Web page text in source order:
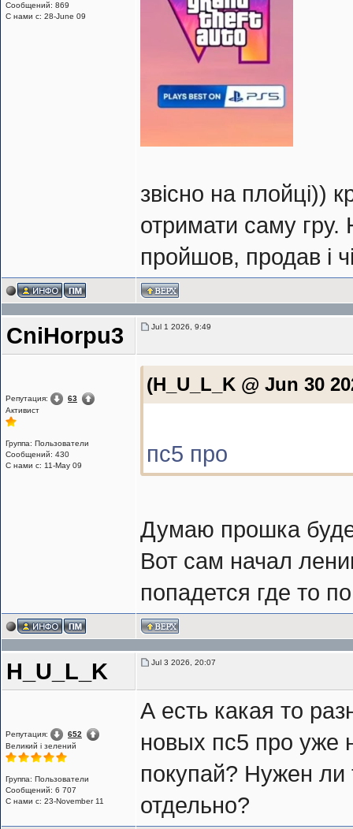
Сообщений: 869
С нами с: 28-June 09
звісно на плойці))
отримати саму гру.
пройшов, продав і
CniHorpu3 Jul 1 2026, 9:49
Репутация:
63
Активист
Группа: Пользователи
Сообщений: 430
С нами с: 11-May 09
(H_U_L_K @ Jun 30
пс5 про
Думаю прошка
Вот сам начал
попадется где то
H_U_L_K Jul 3 2026, 20:07
Репутация:
652
Великий i зелений
Группа: Пользователи
Сообщений: 6 707
С нами с: 23-November 11
А есть какая то
новых пс5 про уже
покупай? Нужен ли
отдельно?